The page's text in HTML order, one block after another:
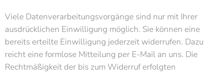
Viele Datenverarbeitungsvorgänge sind nur mit Ihrer
ausdrücklichen Einwilligung möglich. Sie können eine
bereits erteilte Einwilligung jederzeit widerrufen. Dazu
reicht eine formlose Mitteilung per E-Mail an uns. Die
Rechtmäßigkeit der bis zum Widerruf erfolgten